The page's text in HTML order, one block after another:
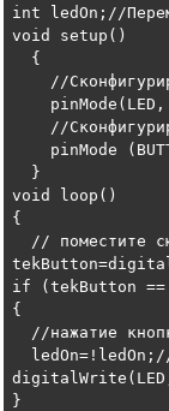
int ledOn;//
void setup()
  {
//
//
pinMode
  }
void loop()
{
// поместите
if (tekButton ==
{
//нажатие
}